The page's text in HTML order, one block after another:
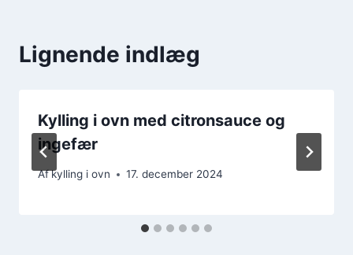
Lignende indlæg
Kylling i ovn med citronsauce og
ingefær
Afkylling i ovn 17. december 2024